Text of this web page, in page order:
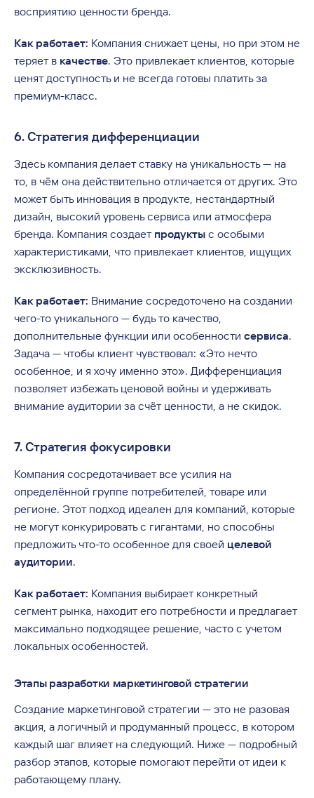
восприятию ценности бренда.
Как работает: Компания снижает цены, но при этом не
теряет в качестве. Это привлекает клиентов, которые
ценят доступность и не всегда готовы платить за
премиум-класс.
6. Стратегия дифференциации
Здесь компания делает ставку на уникальность — на
то, в чём она действительно отличается от других. Это
может быть инновация в продукте, нестандартный
дизайн, высокий уровень сервиса или атмосфера
бренда. Компания создает продукты с особыми
характеристиками, что привлекает клиентов, ищущих
эксклюзивность.
Как работает: Внимание сосредоточено на создании
чего-то уникального — будь то качество,
дополнительные функции или особенности сервиса.
Задача — чтобы клиент чувствовал: «Это нечто
особенное, и я хочу именно это». Дифференциация
позволяет избежать ценовой войны и удерживать
внимание аудитории за счёт ценности, а не скидок.
7. Стратегия фокусировки
Компания сосредотачивает все усилия на
определённой группе потребителей, товаре или
регионе. Этот подход идеален для компаний, которые
не могут конкурировать с гигантами, но способны
предложить что-то особенное для своей целевой
аудитории.
Как работает: Компания выбирает конкретный
сегмент рынка, находит его потребности и предлагает
максимально подходящее решение, часто с учетом
локальных особенностей.
Этапы разработки маркетинговой стратегии
Создание маркетинговой стратегии — это не разовая
акция, а логичный и продуманный процесс, в котором
каждый шаг влияет на следующий. Ниже — подробный
разбор этапов, которые помогают перейти от идеи к
работающему плану.